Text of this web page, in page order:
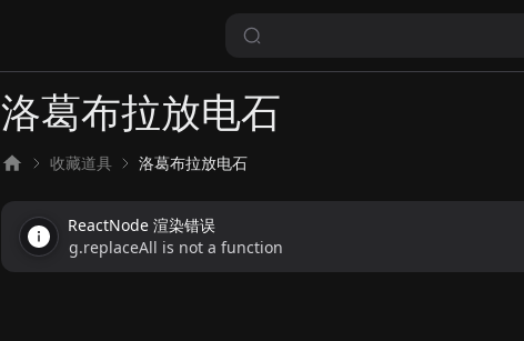
洛葛布拉放电石
收藏道具
洛葛布拉放电石
ReactNode 渲染错误
g.replaceAll is not a function